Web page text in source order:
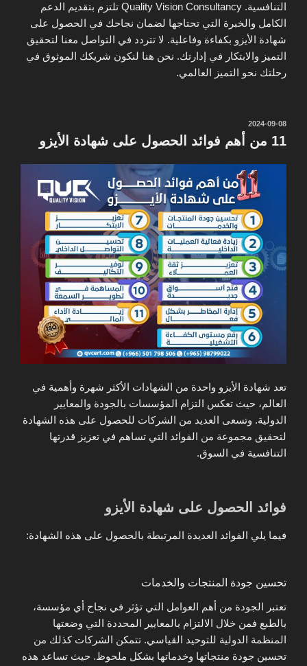
التنافسية. Quality Vision Consultancy تلتزم بتقديم الدعم
الكامل والخبرة التي تحتاجها لضمان نجاحك في الحصول على
شهادة الأيزو بكفاءة وفاعلية. لا تتردد في التواصل معنا لتحقيق
التميز والابتكار في إدارتك. نحن هنا لنكون شريكك الموثوق في
رحلتك نحو التميز العالمي.
نُشر
في
2024-09-08
11 من أهم فوائد الحصول على شهادة الأيزو
تعد شهادة الأيزو واحدة من الشهادات الأكثر شهرة وأهمية في
العالم، حيث تعكس التزام المؤسسات بالجودة والمعايير
الدولية. وتسعى العديد من الشركات للحصول على هذه الشهادة
لتحقيق مجموعة من الفوائد التي تساهم في تعزيز قدرتها
التنافسية في السوق.
فوائد الحصول على شهادة الأيزو
فيما يلي الفوائد العديدة المرتبطة بالحصول على هذه الشهادة:
تحسين جودة المنتجات والخدمات
تعتبر الجودة من أهم العوامل التي تؤثر في نجاح أي مؤسسة،
بالطبع فمن خلال الالتزام بالمعايير المحددة التي وضعتها
المنظمة الدولية للتوحيد القياسي. تتمكن الشركات كذلك من
تحسين جودة منتجاتها وخدماتها بشكل ملحوظ. حيث تساعد هذه